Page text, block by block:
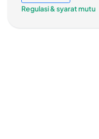
Regulasi & syarat mutu